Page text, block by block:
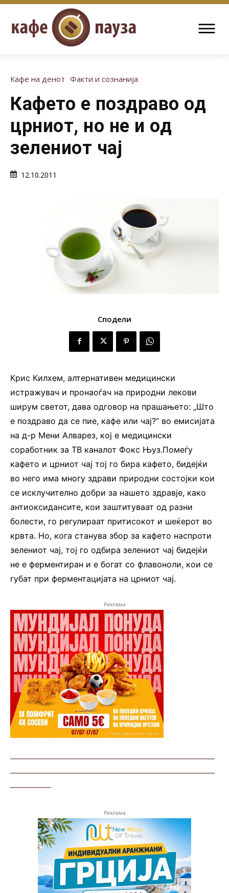
Кафе на денот Факти и сознанија
Кафето е поздраво од
црниот, но не и од
зелениот чај
12.10.2011
Сподели
Крис Килхем, алтернативен медицински
истражувач и пронаоѓач на природни лекови
ширум светот, дава одговор на прашањето: „Што
е поздраво да се пие, кафе или чај?“ во емисијата
на д-р Мени Алварез, кој е медицински
соработник за ТВ каналот Фокс Њуз.Помеѓу
кафето и црниот чај тој го бира кафето, бидејќи
во него има многу здрави природни состојки кои
се исклучително добри за нашето здравје, како
антиоксидансите, кои заштитуваат од разни
болести, го регулираат притисокот и шеќерот во
крвта. Но, кога станува збор за кафето наспроти
зелениот чај, тој го одбира зелениот чај бидејќи
не е ферментиран и е богат со флавоноли, кои се
губат при ферментацијата на црниот чај.
Реклама
—————————————————————————
—————————————————————————
—————
Реклама